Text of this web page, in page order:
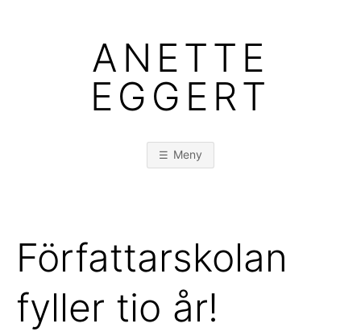
ANETTE
EGGERT
Meny
Författarskolan
fyller tio år!